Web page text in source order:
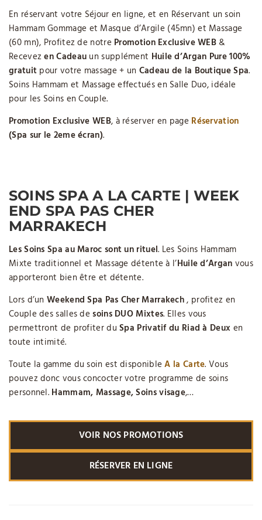
En réservant votre Séjour en ligne, et en Réservant un soin
Hammam Gommage et Masque d’Argile (45mn) et Massage
(60 mn), Profitez de notre Promotion Exclusive WEB &
RecevezenCadeau un supplément Huile d’Argan Pure 100%
gratuit pour votre massage + un Cadeau de la Boutique Spa.
Soins Hammam et Massage effectués en Salle Duo, idéale
pour les Soins en Couple.
Promotion Exclusive WEB, à réserver en page Réservation
(Spa sur le 2eme écran).
SOINS SPAA LA CARTE | WEEK
END SPA PAS CHER
MARRAKECH
Les Soins Spa au Maroc sont un rituel. Les Soins Hammam
Mixte traditionnel et Massage détente à l’Huile d’Argan vous
apporteront bien être et détente.
Lors d’un Weekend Spa Pas Cher Marrakech, profitez en
Couple des salles desoins DUO Mixtes. Elles vous
permettront de profiter duSpa Privatif du Riad à Deux en
toute intimité.
Toute la gamme du soin est disponibleA la Carte. Vous
pouvez donc vous concocter votre programme de soins
personnel. Hammam, Massage, Soins visage,…
VOIR NOS PROMOTIONS
RÉSERVER EN LIGNE